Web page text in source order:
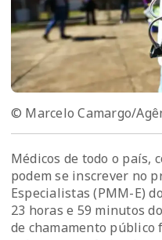
© Marcelo Camargo/
Médicos de todo o país,
podem se inscrever no
Especialistas (PMM-E)
23 horas e 59 minutos
de chamamento público